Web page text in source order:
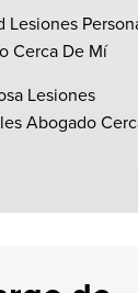
Lesiones
Cerca De Mí
Lesiones
Abogado